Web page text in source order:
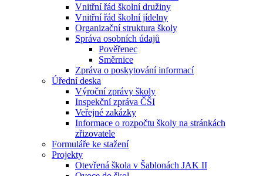
Vnitřní řád školní družiny
Vnitřní řád školní jídelny
Organizační struktura školy
Správa osobních údajů
Pověřenec
Směrnice
Zpráva o poskytování informací
Úřední deska
Výroční zprávy školy
Inspekční zpráva ČŠI
Veřejné zakázky
Informace o rozpočtu školy na stránkách
zřizovatele
Formuláře ke stažení
Projekty
Otevřená škola v Šablonách JAK II